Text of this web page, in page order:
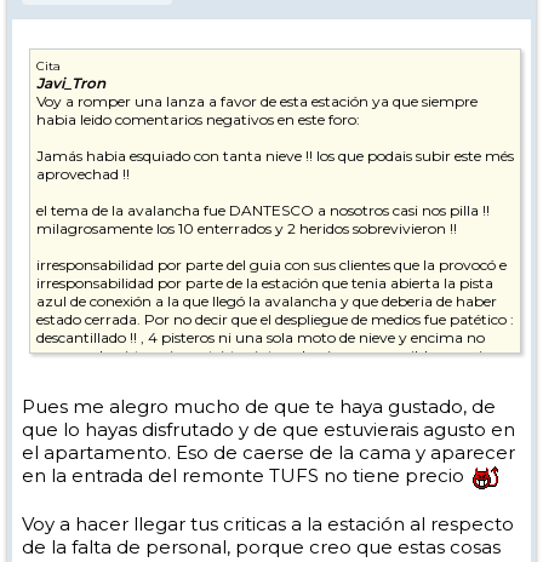
Cita
Javi_Tron
Voy a romper una lanza a favor de esta estación ya que siempre
habia leido comentarios negativos en este foro:
Jamás habia esquiado con tanta nieve !! los que podais subir este més
aprovechad !!
el tema de la avalancha fue DANTESCO a nosotros casi nos pilla !!
milagrosamente los 10 enterrados y 2 heridos sobrevivieron !!
irresponsabilidad por parte del guia con sus clientes que la provocó e
irresponsabilidad por parte de la estación que tenia abierta la pista
azul de conexión a la que llegó la avalancha y que deberia de haber
estado cerrada. Por no decir que el despliegue de medios fue patético :
descantillado !! , 4 pisteros ni una sola moto de nieve y encima no
cerraron la pista , ni una triste cinta , algo incomprensible , seguia
muy tarde mas de 30 min tarde y en condiciones normales se
hubieran encontrado con 10 cadaveres : un zero para la estación !!!
Tignes - destiñes es una estación brutal , increible , pero en estas
fechas la vi muy muy muy dejada de la mano de dios , no se ve
Al parecer como la fecha "oficial" de apertura es sobre el dia 25 , aún
no deben haber contratado a todo el personal .... uno de los dias nos
Pues me alegro mucho de que te haya gustado, de
que lo hayas disfrutado y de que estuvierais agusto en
el apartamento. Eso de caerse de la cama y aparecer
en la entrada del remonte TUFS no tiene precio
Voy a hacer llegar tus criticas a la estación al respecto
de la falta de personal, porque creo que estas cosas